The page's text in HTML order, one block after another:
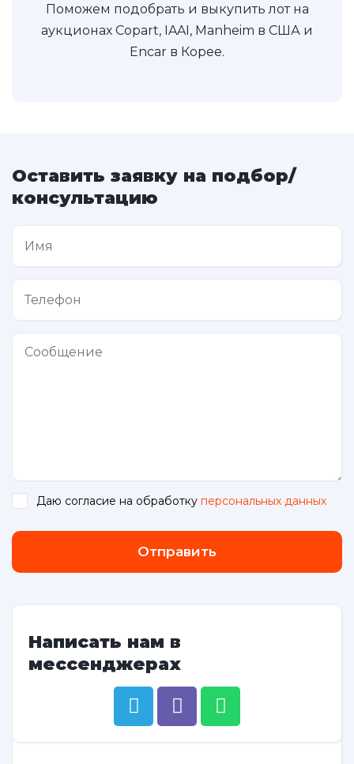
Поможем подобрать и выкупить лот на
аукционах Copart, IAAI, Manheim в США и
Encar в Корее.
Оставить заявку на подбор/
консультацию
Даю согласие на обработку персональных данных
Отправить
Написать нам в
мессенджерах